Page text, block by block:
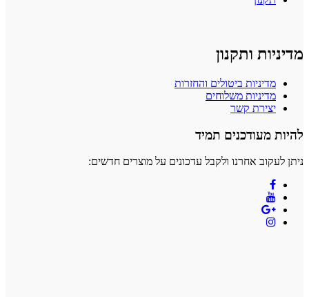
מדיניות ותקנון
מדיניות ביטולים והחזרות
מדיניות משלוחים
יצירת קשר
להיות מעודכנים תמיד
ניתן לעקוב אחרנו ולקבל עדכונים על מוצרים חדשים: